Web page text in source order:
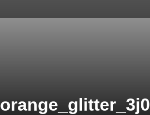
orange_glitter_3j0